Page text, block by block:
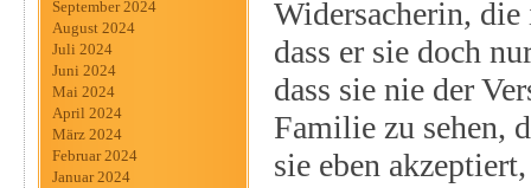
September 2024
August 2024
Juli 2024
Juni 2024
Mai 2024
April 2024
März 2024
Februar 2024
Januar 2024
Widersacherin,
dass er sie doch
dass sie nie der
Familie zu sehen,
sie eben